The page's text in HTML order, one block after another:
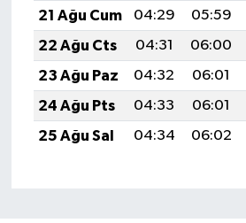
21 Ağu Cum
04:29 05:59
22 Ağu Cts
04:31 06:00
23 Ağu Paz
04:32 06:01
24 Ağu Pts
04:33 06:01
25 Ağu Sal
04:34 06:02